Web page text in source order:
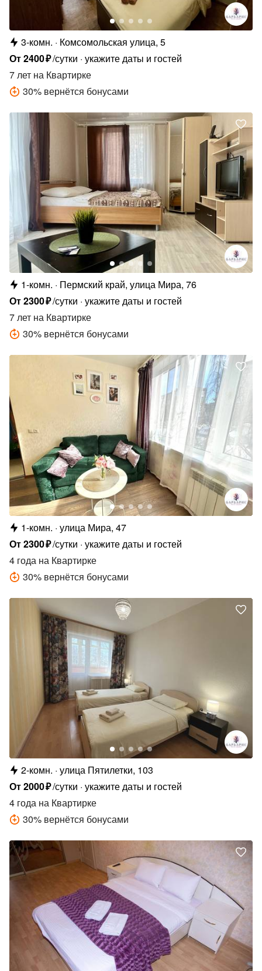
3-комн.
Комсомольская улица, 5
От2400₽/сутки укажите даты и гостей
7 лет на Квартирке
30% вернётся бонусами
1-комн.
Пермский край, улица Мира, 76
От2300₽/сутки укажите даты и гостей
7 лет на Квартирке
30% вернётся бонусами
1-комн. улица Мира, 47
От2300₽/сутки укажите даты и гостей
4 года на Квартирке
30% вернётся бонусами
2-комн. улица Пятилетки, 103
От2000₽/сутки укажите даты и гостей
4 года на Квартирке
30% вернётся бонусами